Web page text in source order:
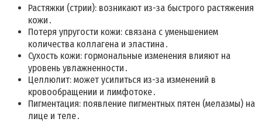
Растяжки (стрии): возникают из-за быстрого растяжения
кожи․
Потеря упругости кожи: связана с уменьшением
количества коллагена и эластина․
Сухость кожи: гормональные изменения влияют на
уровень увлажненности․
Целлюлит: может усилиться из-за изменений в
кровообращении и лимфотоке․
Пигментация: появление пигментных пятен (мелазмы) на
лице и теле․